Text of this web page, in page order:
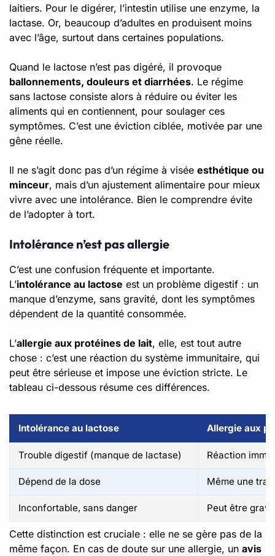
laitiers. Pour le digérer, l’intestin utilise une enzyme, la
lactase. Or, beaucoup d’adultes en produisent moins
avec l’âge, surtout dans certaines populations.
Quand le lactose n’est pas digéré, il provoque
ballonnements, douleurs et diarrhées. Le régime
sans lactose consiste alors à réduire ou éviter les
aliments qui en contiennent, pour soulager ces
symptômes. C’est une éviction ciblée, motivée par une
gêne réelle.
Il ne s’agit donc pas d’un régime à visée esthétique ou
minceur, mais d’un ajustement alimentaire pour mieux
vivre avec une intolérance. Bien le comprendre évite
de l’adopter à tort.
Intolérance n’est pas allergie
C’est une confusion fréquente et importante.
L’intolérance au lactose est un problème digestif : un
manque d’enzyme, sans gravité, dont les symptômes
dépendent de la quantité consommée.
L’allergie aux protéines de lait, elle, est tout autre
chose : c’est une réaction du système immunitaire, qui
peut être sérieuse et impose une éviction stricte. Le
tableau ci-dessous résume ces différences.
Intolérance au lactose Allergie aux
Trouble digestif (manque de lactase) Réaction
Dépend de la dose Même une
Inconfortable, sans danger Peut être grave
Cette distinction est cruciale : elle ne se gère pas de la
même façon. En cas de doute sur une allergie, un avis